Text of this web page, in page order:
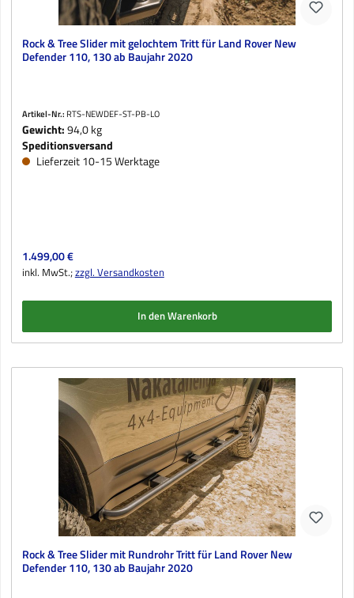
Rock & Tree Slider mit gelochtem Tritt für Land Rover New
Defender 110, 130 ab Baujahr 2020
Artikel-Nr.: RTS-NEWDEF-ST-PB-LO
Gewicht:94,0 kg
Speditionsversand
Lieferzeit 10-15 Werktage
Regulärer Preis:
1.499,00 €
inkl. MwSt.;zzgl. Versandkosten
In den Warenkorb
Rock & Tree Slider mit Rundrohr Tritt für Land Rover New
Defender 110, 130 ab Baujahr 2020